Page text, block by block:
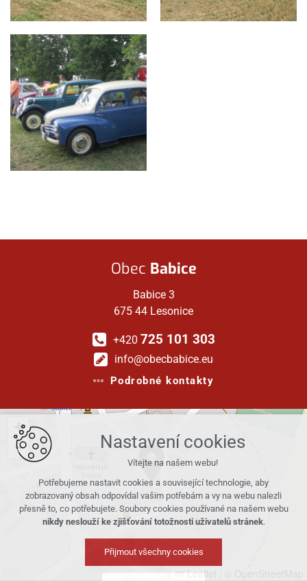
Obec Babice
Babice 3
675 44 Lesonice
+420 725 101 303
info@obecbabice.eu
Podrobné kontakty
+
−
Leaflet
Nastavení cookies
Vítejte na našem webu!
Potřebujeme nastavit cookies a související technologie, aby
zobrazovaný obsah odpovídal vašim potřebám a vy na webu nalezli
přesně to, co potřebujete. Soubory cookies používané na našem webu
nikdy neslouží ke zjišťování totožnosti uživatelů stránek.
Přijmout všechny cookies